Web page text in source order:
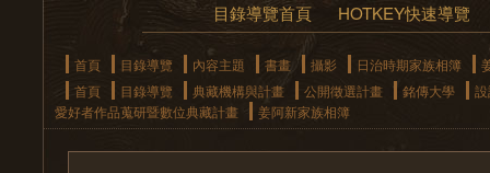
目錄導覽首頁 HOTKEY快速導覽
首頁 目錄導覽 內容主題 書畫 攝影 日治時期家族相簿
首頁
目錄導覽 典藏機構與計畫 公開徵選計畫 銘傳大學
愛好者作品蒐研暨數位典藏計畫
姜阿新家族相簿